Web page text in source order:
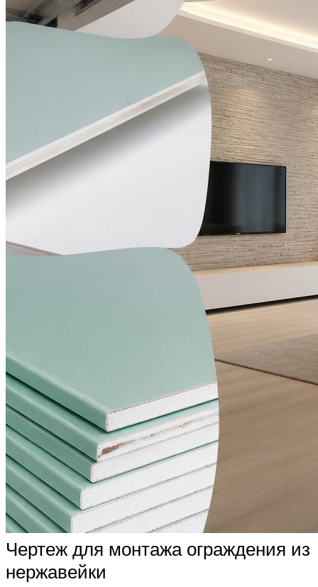
Чертеж для монтажа ограждения из
нержавейки